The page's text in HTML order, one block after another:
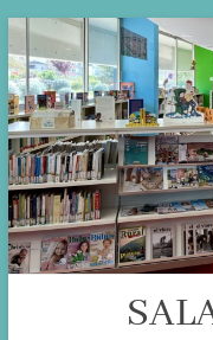
Skip
to
content